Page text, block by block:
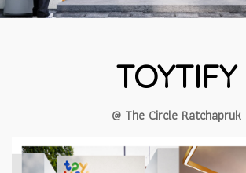
TOYTIFY
@ The Circle Ratchapruk